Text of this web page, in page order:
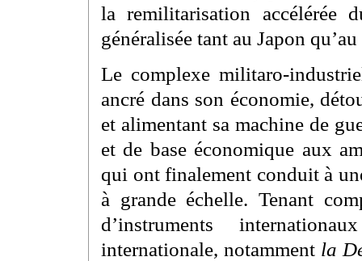
la remilitarisation accélérée
généralisée tant au Japon
Le complexe militaro-
ancré dans son économie,
et alimentant sa machine de
et de base économique aux
qui ont finalement conduit à
à grande échelle. Tenant
d’instruments
internationale, notamment la